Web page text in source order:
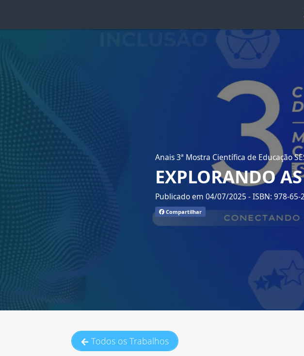
Anais 3ª Mostra Científica de Educação
EXPLORANDO
Publicado em 04/07/2025 - ISBN: 978-65-
Compartilhar
Todos os Trabalhos